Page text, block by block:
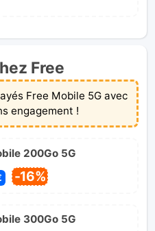
Free
Free Mobile 5G avec
engagement !
200Go 5G
-16%
300Go 5G